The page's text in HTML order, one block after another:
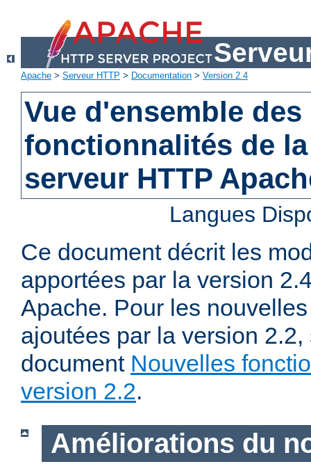
Apache > Serveur HTTP > Documentation > Version 2.4
Vue d'ensemble
fonctionnalités de
serveur HTTP
Langues
Ce document décrit les
apportées par la version
Apache. Pour les
ajoutées par la version 2.2,
document Nouvelles
version 2.2.
Améliorations du